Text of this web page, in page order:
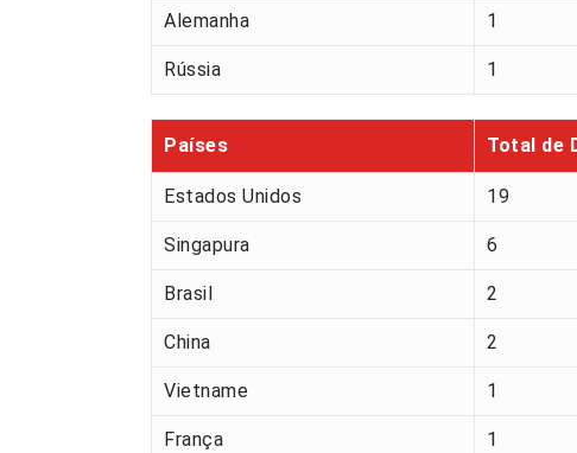
Alemanha 1
Rússia 1
Países Total de
Estados Unidos 19
Singapura 6
Brasil 2
China 2
Vietname 1
França 1